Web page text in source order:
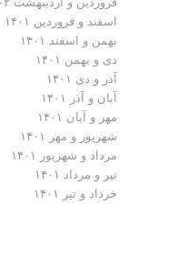
اسفند و فروردین ۱۴۰۱
بهمن و اسفند ۱۴۰۱
دی و بهمن ۱۴۰۱
آذر و دی ۱۴۰۱
آبان و آذر ۱۴۰۱
مهر و آبان ۱۴۰۱
شهریور و مهر ۱۴۰۱
مرداد و شهریور ۱۴۰۱
تیر و مرداد ۱۴۰۱
خرداد و تیر ۱۴۰۱